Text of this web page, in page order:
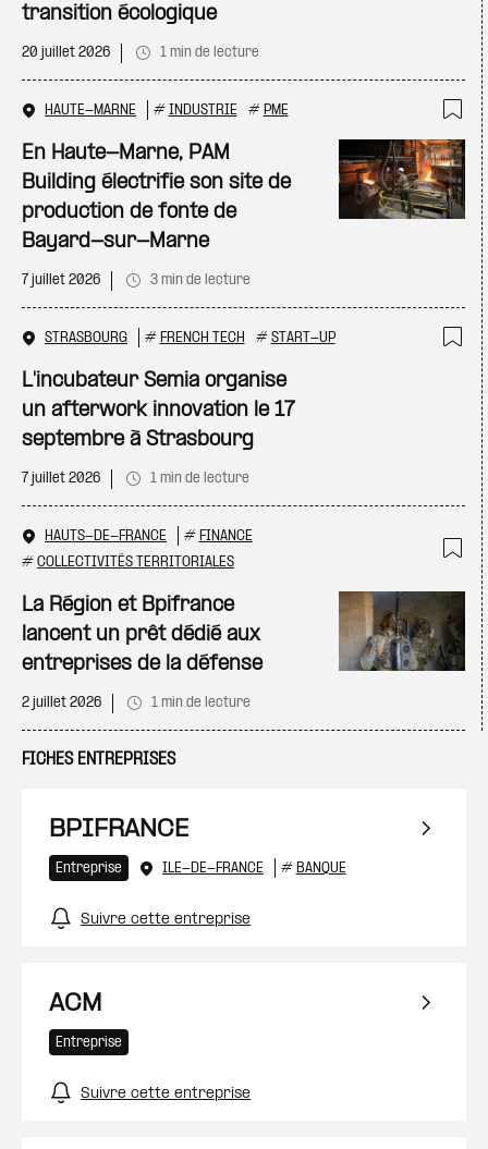
transition écologique
20 juillet 2026 1 min de lecture
HAUTE-MARNE # INDUSTRIE # PME
En Haute-Marne, PAM
Building électrifie son site de
production de fonte de
Bayard-sur-Marne
7 juillet 2026 3 min de lecture
STRASBOURG # FRENCH TECH # START-UP
L'incubateur Semia organise
un afterwork innovation le 17
septembre à Strasbourg
7 juillet 2026 1 min de lecture
HAUTS-DE-FRANCE # FINANCE
# COLLECTIVITÉS TERRITORIALES
La Région et Bpifrance
lancent un prêt dédié aux
entreprises de la défense
2 juillet 2026 1 min de lecture
FICHES ENTREPRISES
BPIFRANCE
Entreprise ILE-DE-FRANCE # BANQUE
Suivre cette entreprise
ACM
Entreprise
Suivre cette entreprise